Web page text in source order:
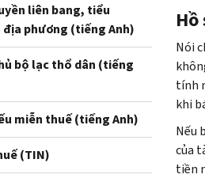
liên bang, tiểu
địa phương (tiếng Anh)
bộ lạc thổ dân (tiếng
miễn thuế (tiếng Anh)
(TIN)
Nói
tính
khi
Nếu
của
tiền